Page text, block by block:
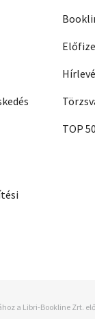
TOP 50
a Libri-Bookline Zrt.